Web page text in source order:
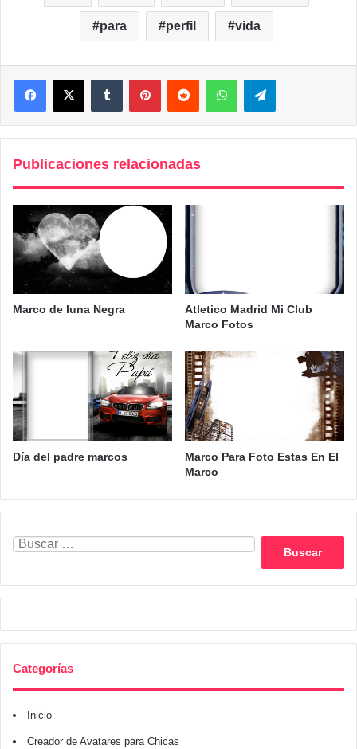
para perfil vida
FacebookX Tumblr PinterestReddit WhatsAppTelegram
Publicaciones relacionadas
Marco de luna Negra
Atletico Madrid Mi Club
Marco Fotos
Día del padre marcos
Marco Para Foto Estas En El
Marco
Categorías
Inicio
Creador de Avatares para Chicas